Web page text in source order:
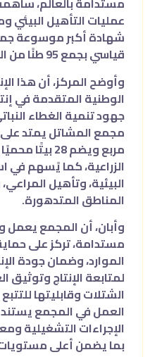
عمليات التأهيل البيئي
شهادة أكبر موسوعة
قياسي بجمع 95 طنًا من البذور البرية والرعوية.
وأوضح المركز، أن هذا
الوطنية المتقدمة في
جهود تنمية الغطاء
مربع ويضم 28
الزراعية، كما يًسهم في
البيئية، وتأهيل
المناطق المتدهورة.
وأبان، أن المجمع
مستدامة، تركز على
الموارد، وضمان جودة
لمتابعة الإنتاج وتوثيق
الشتلات وقابليتها
العمل في المجمع
الإجراءات التشغيلية
بما يضمن أعلى مستويات